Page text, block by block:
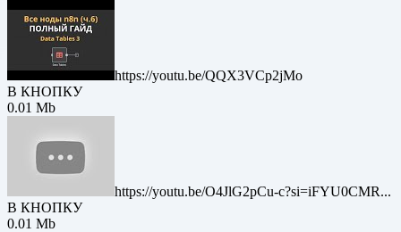
https://youtu.be/QQX3VCp2jMo
В КНОПКУ
0.01 Mb
https://youtu.be/O4JlG2pCu-c?si=iFYU0CMR...
В КНОПКУ
0.01 Mb